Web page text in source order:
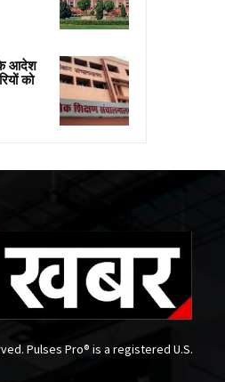
के आदेश
को
Pulses Pro® is a registered U.S.